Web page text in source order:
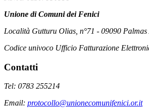
Unione di Comuni dei Fenici
Località Gutturu Olias, n°71 - 09090
Codice univoco Ufficio Fatturazione
Contatti
Tel: 0783 255214
Email: protocollo@unionecomunifenici.or.it